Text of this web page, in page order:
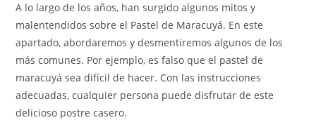
A lo largo de los años, han surgido algunos mitos y
malentendidos sobre el Pastel de Maracuyá. En este
apartado, abordaremos y desmentiremos algunos de los
más comunes. Por ejemplo, es falso que el pastel de
maracuyá sea difícil de hacer. Con las instrucciones
adecuadas, cualquier persona puede disfrutar de este
delicioso postre casero.